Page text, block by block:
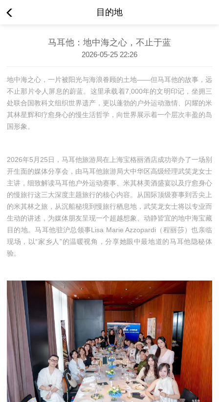
目的地
马耳他：地中海之心，不止于蓝
2026-05-25 22:26
地中海之心，一片被阳光与海浪眷顾的土地——但马耳他的故事，远
不止那片令人屏息的蔚蓝。这里承载着7,000年的文明印记，坐拥三
处联合国教科文组织世界遗产，更以蓬勃的户外运动激情、闪耀的米
其林星辉和疗愈身心的慢生活哲学，向世界展示着一个层次丰盈的岛
国形象。
2026年5月25日，马耳他旅游局在上海宝格丽酒店成功举办了一场别
开生面的媒体分享会，由马耳他旅游局大中华区高级经理武笑龙女士
主讲，细致解读马耳他户外运动赛事、米其林美酒盛宴以及疗愈身心
的慢旅行这三大深度主题旅行的核心内容。从国际顶级赛事到舌尖上
的米其林之旅，从沉船秘境到慢旅行栖息地，武笑龙女士将以专业而
生动的讲述，为媒体朋友呈现一个超越想象、动静皆宜的地中海宝藏
目的地。马耳他驻沪总领事Lisa Marie Azzopardi（程丽莎）也亲临
现场，以“家乡人”的温暖视角，分享她眼中最地道的马耳他隐秘体
验。